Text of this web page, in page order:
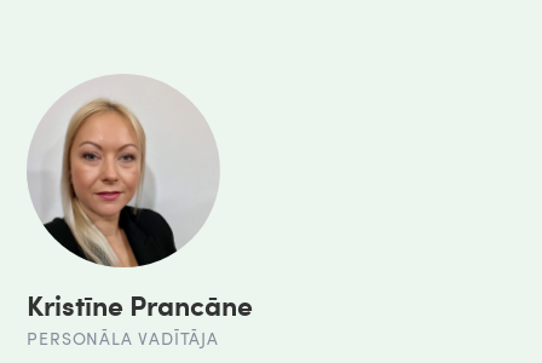
Kristīne Prancāne
PERSONĀLA VADĪTĀJA